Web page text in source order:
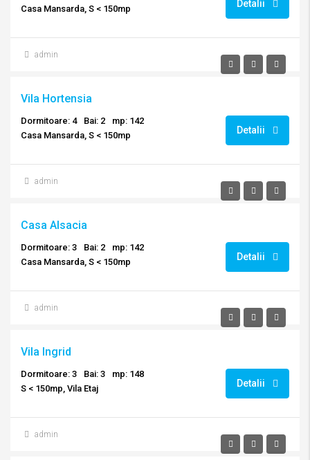
Casa Mansarda, S < 150mp
Detalii
admin
Vila Hortensia
Dormitoare: 4 Bai: 2
mp: 142
Casa Mansarda, S < 150mp
Detalii
admin
Casa Alsacia
Dormitoare: 3 Bai: 2
mp: 142
Casa Mansarda, S < 150mp
Detalii
admin
Vila Ingrid
Dormitoare: 3 Bai: 3
mp: 148
S < 150mp, Vila Etaj
Detalii
admin